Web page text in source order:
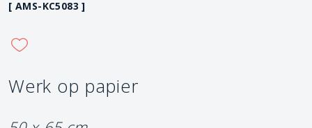
[ AMS-KC5083 ]
Werk op papier